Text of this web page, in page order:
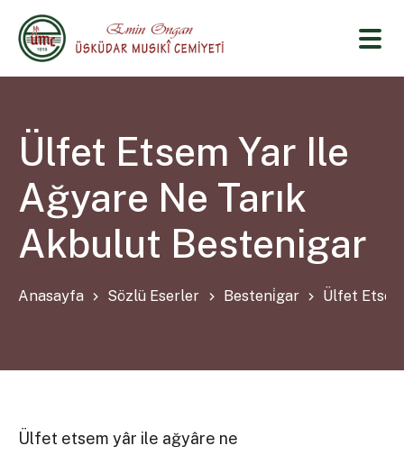
Ülfet Etsem Yar Ile
Ağyare Ne Tarık
Akbulut Bestenigar
Anasayfa Sözlü Eserler Besteni̇gar Ülfet
Ülfet etsem yâr ile ağyâre ne